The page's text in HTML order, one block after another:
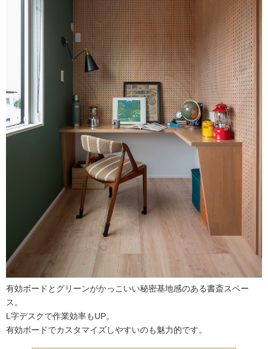
有効ボードとグリーンがかっこいい秘密基地感のある書斎スペー
ス。
L字デスクで作業効率もUP。
有効ボードでカスタマイズしやすいのも魅力的です。